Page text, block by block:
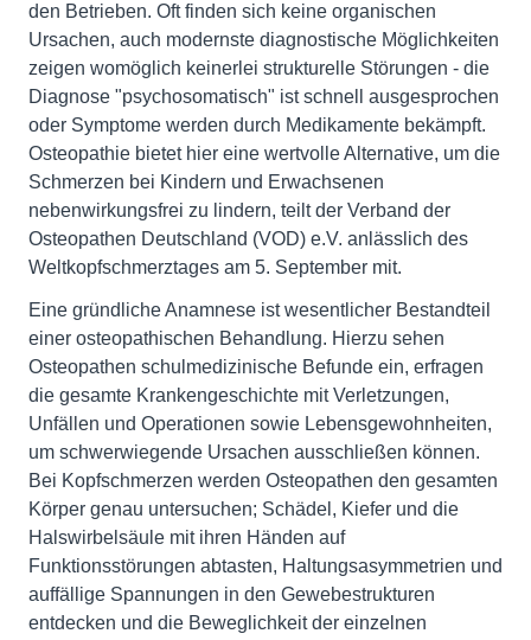
den Betrieben. Oft finden sich keine organischen
Ursachen, auch modernste diagnostische Möglichkeiten
zeigen womöglich keinerlei strukturelle Störungen - die
Diagnose "psychosomatisch" ist schnell ausgesprochen
oder Symptome werden durch Medikamente bekämpft.
Osteopathie bietet hier eine wertvolle Alternative, um die
Schmerzen bei Kindern und Erwachsenen
nebenwirkungsfrei zu lindern, teilt der Verband der
Osteopathen Deutschland (VOD) e.V. anlässlich des
Weltkopfschmerztages am 5. September mit.
Eine gründliche Anamnese ist wesentlicher Bestandteil
einer osteopathischen Behandlung. Hierzu sehen
Osteopathen schulmedizinische Befunde ein, erfragen
die gesamte Krankengeschichte mit Verletzungen,
Unfällen und Operationen sowie Lebensgewohnheiten,
um schwerwiegende Ursachen ausschließen können.
Bei Kopfschmerzen werden Osteopathen den gesamten
Körper genau untersuchen; Schädel, Kiefer und die
Halswirbelsäule mit ihren Händen auf
Funktionsstörungen abtasten, Haltungsasymmetrien und
auffällige Spannungen in den Gewebestrukturen
entdecken und die Beweglichkeit der einzelnen